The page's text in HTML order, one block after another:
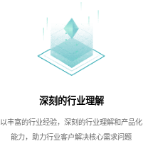
深刻的行业理解
以丰富的行业经验，深刻的行业理解和产品化
能力，助力行业客户解决核心需求问题